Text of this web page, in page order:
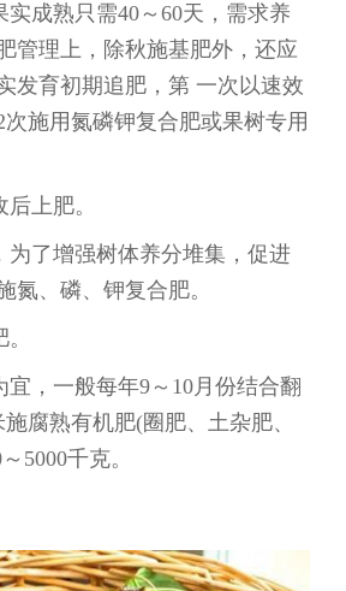
成熟只需40～60天，需求养
管理上，除秋施基肥外，还应
发育初期追肥，第 一次以速效
施用氮磷钾复合肥或果树专用
上肥。
了增强树体养分堆集，促进
施氮、磷、钾复合肥。
，一般每年9～10月份结合翻
腐熟有机肥(圈肥、土杂肥、
～5000千克。